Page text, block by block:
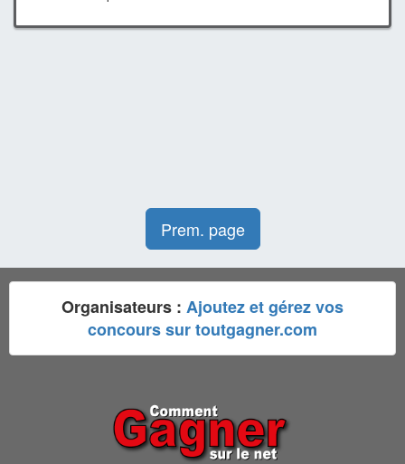
Prem. page
Organisateurs : Ajoutez et gérez vos
concours sur toutgagner.com